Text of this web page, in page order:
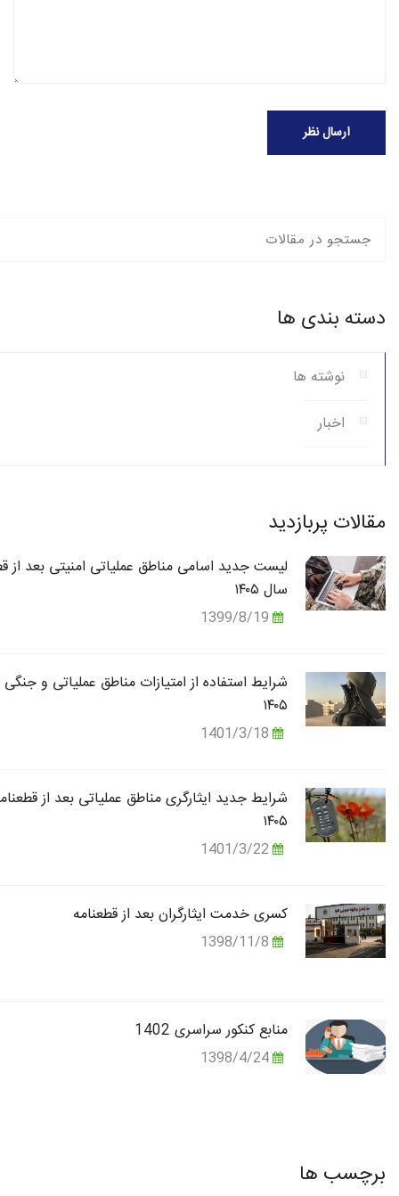
ارسال نظر
دسته بندی ها
نوشته ها
اخبار
مقالات پربازدید
لیست جدید اسامی مناطق عملیاتی امنیتی بعد از
سال ۱۴۰۵
شرایط استفاده از امتیازات مناطق عملیاتی و
۱۴۰۵
شرایط جدید ایثارگری مناطق عملیاتی بعد از
۱۴۰۵
کسری خدمت ایثارگران بعد از قطعنامه
منابع کنکور سراسری 1402
برچسب ها